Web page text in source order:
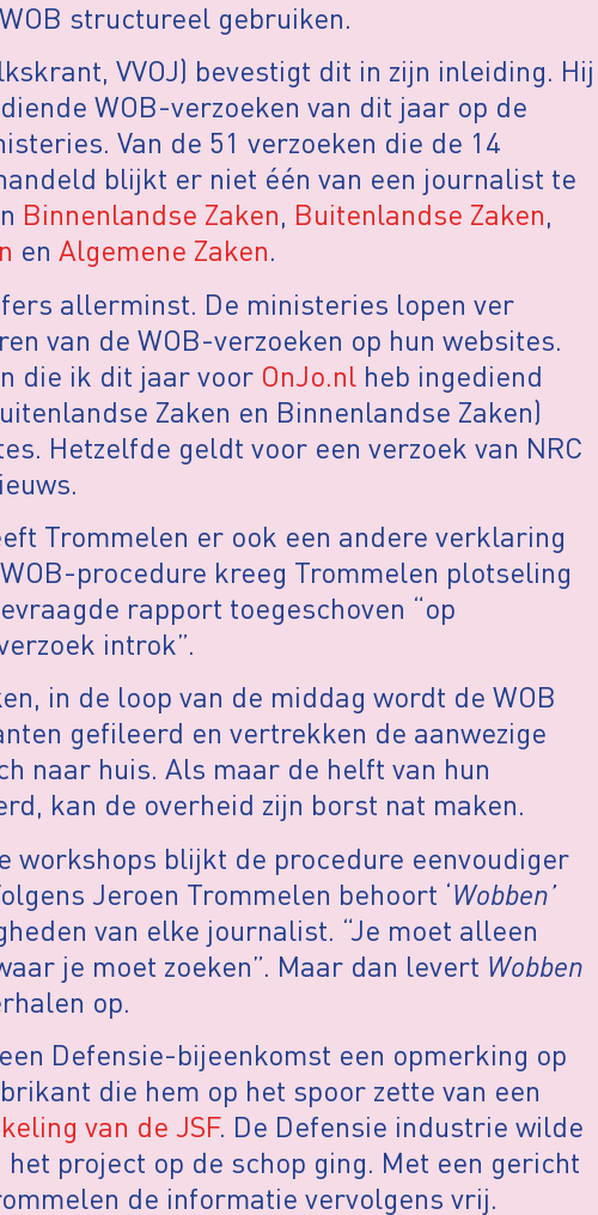
structureel gebruiken.
VVOJ) bevestigt dit in zijn inleiding. Hij
WOB-verzoeken van dit jaar op de
Van de 51 verzoeken die de 14
blijkt er niet één van een journalist te
Binnenlandse Zaken, Buitenlandse Zaken,
en Algemene Zaken.
allerminst. De ministeries lopen ver
van de WOB-verzoeken op hun websites.
die ik dit jaar voor OnJo.nl heb ingediend
Zaken en Binnenlandse Zaken)
Hetzelfde geldt voor een verzoek van NRC
Trommelen er ook een andere verklaring
procedure kreeg Trommelen plotseling
rapport toegeschoven “op
introk”.
in de loop van de middag wordt de WOB
gefileerd en vertrekken de aanwezige
naar huis. Als maar de helft van hun
kan de overheid zijn borst nat maken.
workshops blijkt de procedure eenvoudiger
Jeroen Trommelen behoort ‘Wobben’
van elke journalist. “Je moet alleen
je moet zoeken”. Maar dan levert Wobben
op.
Defensie-bijeenkomst een opmerking op
die hem op het spoor zette van een
van de JSF. De Defensie industrie wilde
project op de schop ging. Met een gericht
de informatie vervolgens vrij.